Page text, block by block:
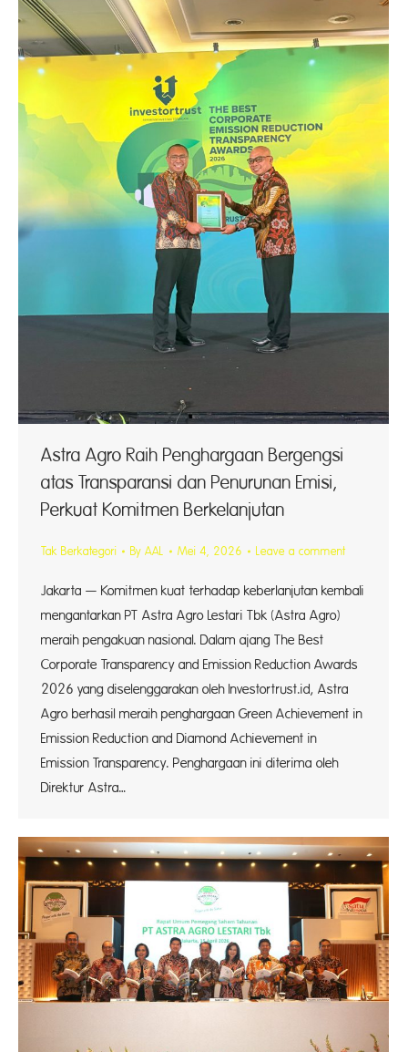
Astra Agro Raih Penghargaan Bergengsi
atas Transparansi dan Penurunan Emisi,
Perkuat Komitmen Berkelanjutan
Tak Berkategori By AAL Mei 4, 2026 Leave a comment
Jakarta — Komitmen kuat terhadap keberlanjutan kembali
mengantarkan PT Astra Agro Lestari Tbk (Astra Agro)
meraih pengakuan nasional. Dalam ajang The Best
Corporate Transparency and Emission Reduction Awards
2026 yang diselenggarakan oleh Investortrust.id, Astra
Agro berhasil meraih penghargaan Green Achievement in
Emission Reduction and Diamond Achievement in
Emission Transparency. Penghargaan ini diterima oleh
Direktur Astra…